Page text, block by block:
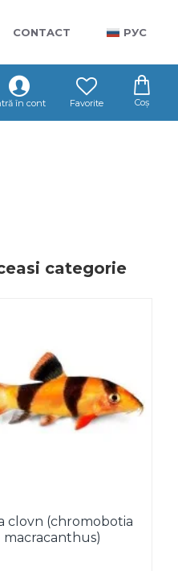
CONTACT РУС
în cont Favorite Coș
categorie
clovn (chromobotia
macracanthus)